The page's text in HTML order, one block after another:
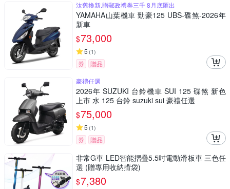
汰舊換新,贈郵政禮券三千 8月底匯出
YAMAHA山葉機車 勁豪125 UBS-碟煞-2026年
新車
$73,000
5 (1)
券
贈品
豪禮任選
2026年 SUZUKI 台鈴機車 SUI 125 碟煞 新色
上市 水 125 台鈴 suzuki sui 豪禮任選
$75,000
5 (1)
券 贈品
非常G車 LED智能摺疊5.5吋電動滑板車 三色任
選 (贈專用收納揹袋)
$7,380